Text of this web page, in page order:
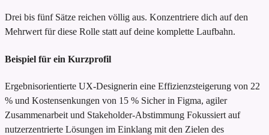
Drei bis fünf Sätze reichen völlig aus. Konzentriere dich auf den
Mehrwert für diese Rolle statt auf deine komplette Laufbahn.
Beispiel für ein Kurzprofil
Ergebnisorientierte UX-Designerin eine Effizienzsteigerung von 22
% und Kostensenkungen von 15 % Sicher in Figma, agiler
Zusammenarbeit und Stakeholder-Abstimmung Fokussiert auf
nutzerzentrierte Lösungen im Einklang mit den Zielen des